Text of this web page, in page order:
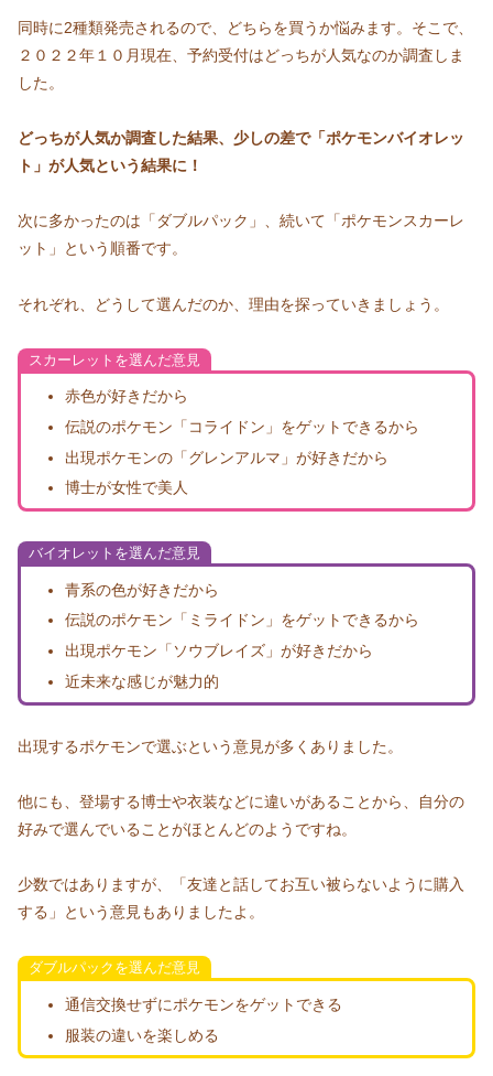
同時に2種類発売されるので、どちらを買うか悩みます。そこで、
２０２２年１０月現在、予約受付はどっちが人気なのか調査しま
した。
どっちが人気か調査した結果、少しの差で「ポケモンバイオレッ
ト」が人気という結果に！
次に多かったのは「ダブルパック」、続いて「ポケモンスカーレ
ット」という順番です。
それぞれ、どうして選んだのか、理由を探っていきましょう。
スカーレットを選んだ意見
赤色が好きだから
伝説のポケモン「コライドン」をゲットできるから
出現ポケモンの「グレンアルマ」が好きだから
博士が女性で美人
バイオレットを選んだ意見
青系の色が好きだから
伝説のポケモン「ミライドン」をゲットできるから
出現ポケモン「ソウブレイズ」が好きだから
近未来な感じが魅力的
出現するポケモンで選ぶという意見が多くありました。
他にも、登場する博士や衣装などに違いがあることから、自分の
好みで選んでいることがほとんどのようですね。
少数ではありますが、「友達と話してお互い被らないように購入
する」という意見もありましたよ。
ダブルパックを選んだ意見
通信交換せずにポケモンをゲットできる
服装の違いを楽しめる